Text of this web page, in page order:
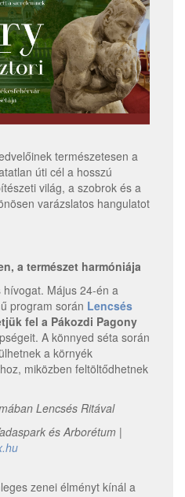
természetesen a
úti cél a hosszú
világ, a szobrok és a
varázslatos hangulatot
a természet harmóniája
Május 24-én a
program során Lencsés
fel a Pákozdi Pagony
A könnyed séta során
a környék
miközben feltöltődhetnek
Lencsés Ritával
és Arborétum |
zenei élményt kínál a